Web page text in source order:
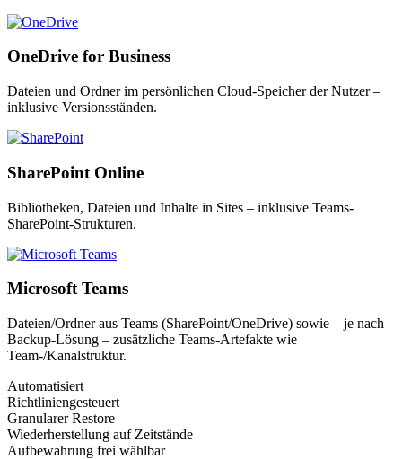
OneDrive for Business
Dateien und Ordner im persönlichen Cloud-Speicher der Nutzer –
inklusive Versionsständen.
SharePoint Online
Bibliotheken, Dateien und Inhalte in Sites – inklusive Teams-
SharePoint-Strukturen.
Microsoft Teams
Dateien/Ordner aus Teams (SharePoint/OneDrive) sowie – je nach
Backup-Lösung – zusätzliche Teams-Artefakte wie
Team-/Kanalstruktur.
Automatisiert
Richtliniengesteuert
Granularer Restore
Wiederherstellung auf Zeitstände
Aufbewahrung frei wählbar